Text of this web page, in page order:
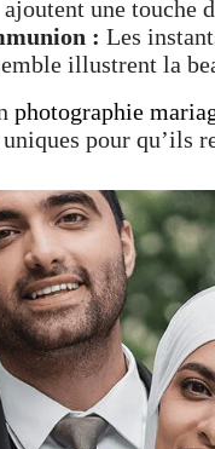
ajoutent une touche
: Les
illustrent la
photographie
pour qu’ils